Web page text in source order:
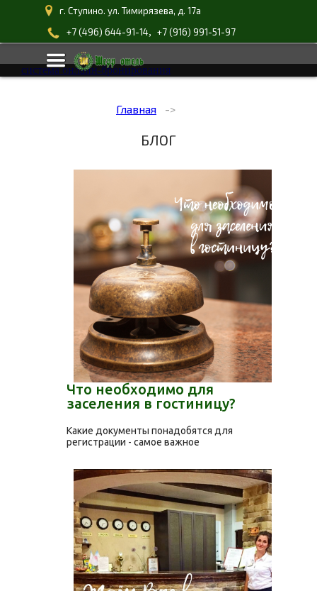
г. Ступино. ул. Тимирязева, д. 17а
+7 (496) 644-91-14, +7 (916) 991-51-97
система онлайн-бронирования
Главная
БЛОГ
Что необходимо для
заселения в гостиницу?
Какие документы понадобятся для
регистрации - самое важное